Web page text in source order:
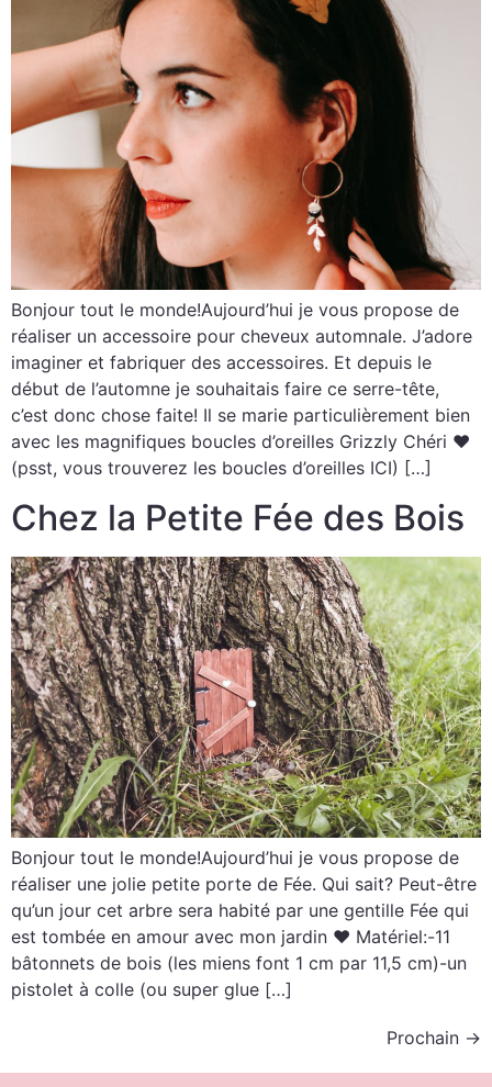
Bonjour tout le monde!Aujourd’hui je vous propose de
réaliser un accessoire pour cheveux automnale. J’adore
imaginer et fabriquer des accessoires. Et depuis le
début de l’automne je souhaitais faire ce serre-tête,
c’est donc chose faite! Il se marie particulièrement bien
avec les magnifiques boucles d’oreilles Grizzly Chéri ♥
(psst, vous trouverez les boucles d’oreilles ICI) […]
Chez la Petite Fée des Bois
Bonjour tout le monde!Aujourd’hui je vous propose de
réaliser une jolie petite porte de Fée. Qui sait? Peut-être
qu’un jour cet arbre sera habité par une gentille Fée qui
est tombée en amour avec mon jardin ♥ Matériel:-11
bâtonnets de bois (les miens font 1 cm par 11,5 cm)-un
pistolet à colle (ou super glue […]
Prochain →